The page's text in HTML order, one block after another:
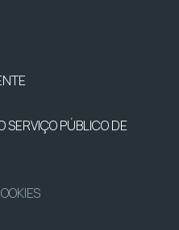
SERVIÇO PÚBLICO DE